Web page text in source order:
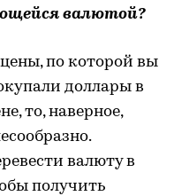
валютой?
по которой вы
доллары в
то, наверное,
валюту в
получить